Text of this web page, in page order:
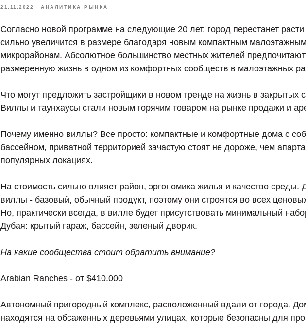
21.11.2022 АНАЛИТИКА РЫНКА
Согласно новой программе на следующие 20 лет, город перестанет
сильно увеличится в размере благодаря новым компактным малоэтажным
микрорайонам. Абсолютное большинство местных жителей
размеренную жизнь в одном из комфортных сообществ в малоэтажных
Что могут предложить застройщики в новом тренде на жизнь в закрытых
Виллы и таунхаусы стали новым горячим товаром на рынке продажи и
Почему именно виллы? Все просто: компактные и комфортные дома с
бассейном, приватной территорией зачастую стоят не дороже, чем
популярных локациях.
На стоимость сильно влияет район, эргономика жилья и качество среды.
виллы - базовый, обычный продукт, поэтому они строятся во всех
Но, практически всегда, в вилле будет присутствовать минимальный
Дубая: крытый гараж, бассейн, зеленый дворик.
На какие сообщества стоит обратить внимание?
Arabian Ranches - от $410.000
Автономный пригородный комплекс, расположенный вдали от города.
находятся на обсаженных деревьями улицах, которые безопасны для